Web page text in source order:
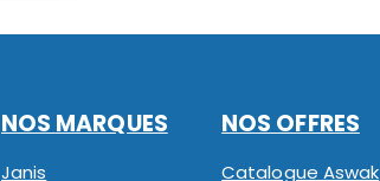
NOS MARQUES
Janis
NOS OFFRES
Catalogue Aswak